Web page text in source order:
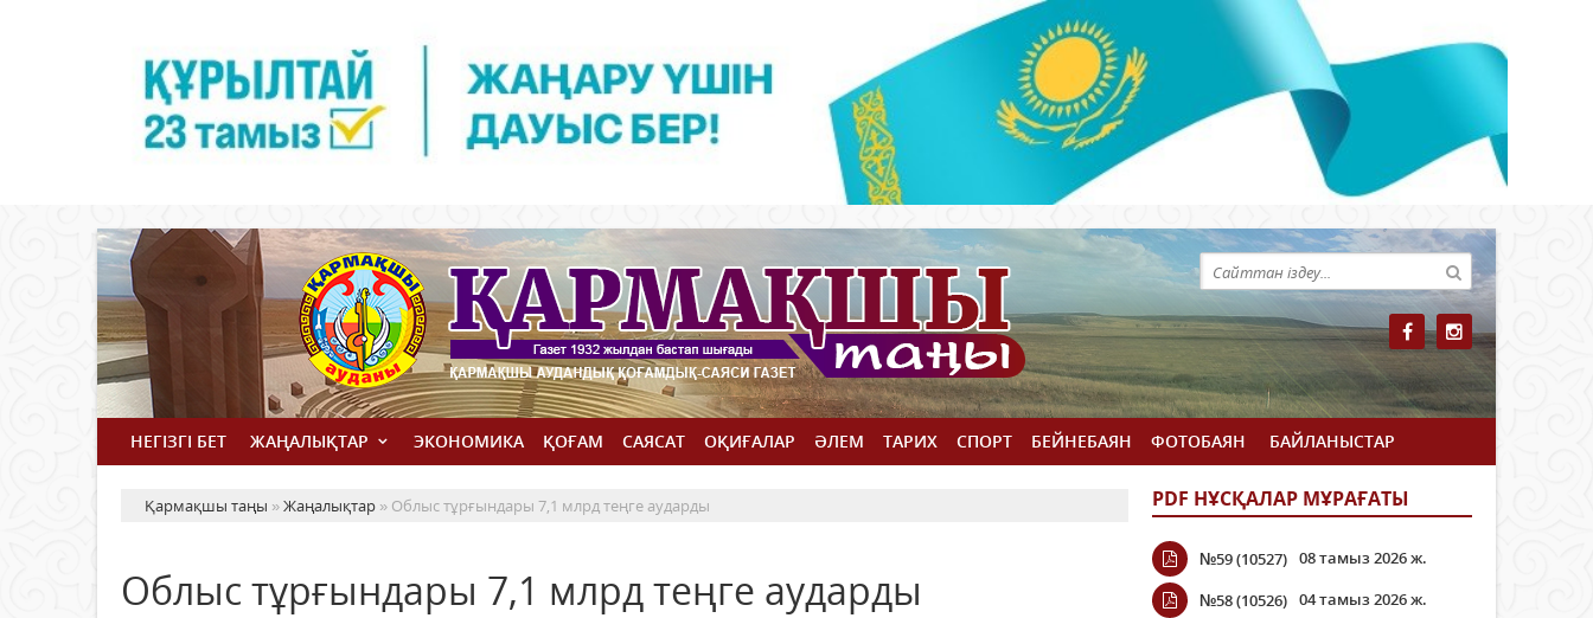
НЕГІЗГІ БЕТ ЖАҢАЛЫҚТАР ЭКОНОМИКА ҚОҒАМ САЯСАТ ОҚИҒАЛАР ӘЛЕМ ТАРИХ СПОРТ БЕЙНЕБАЯН ФОТОБАЯН БАЙЛАНЫСТАР
Қармақшы таңы »Жаңалықтар » Облыс тұрғындары 7,1 млрд теңге аударды
Облыс тұрғындары 7,1 млрд теңге аударды
PDF НҰСҚАЛАР МҰРАҒАТЫ
№59 (10527) 08 тамыз 2026 ж.
№58 (10526) 04 тамыз 2026 ж.